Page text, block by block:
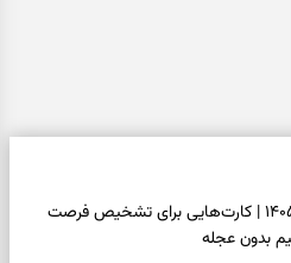
فال تاروت امروز شنبه ۱۷ مرداد ۱۴۰۵ | کارت‌هایی برای تشخیص فرصت
بدون عجله